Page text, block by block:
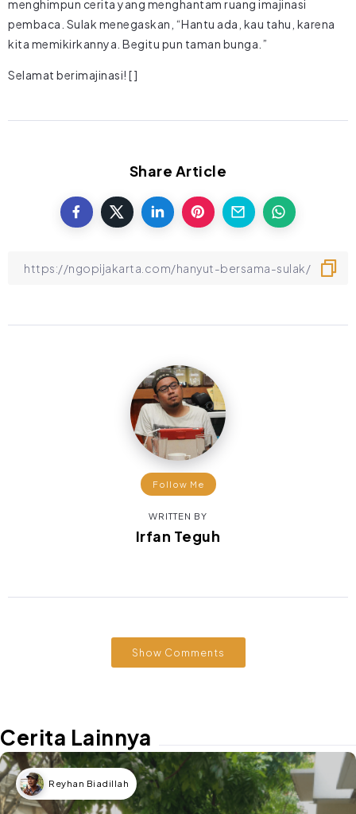
menghimpun cerita yang menghantam ruang imajinasi
pembaca. Sulak menegaskan, “Hantu ada, kau tahu, karena
kita memikirkannya. Begitu pun taman bunga.”
Selamat berimajinasi! [ ]
Share Article
Follow Me
WRITTEN BY
Irfan Teguh
Show Comments
Cerita Lainnya
Reyhan Biadillah